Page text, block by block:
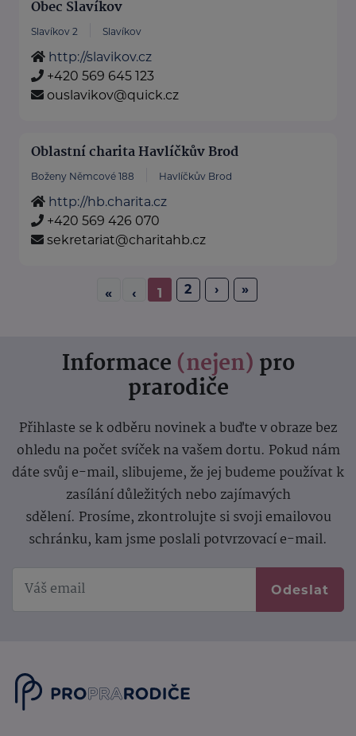
Obec Slavíkov
Slavíkov 2 Slavíkov
http://slavikov.cz
+420 569 645 123
ouslavikov@quick.cz
Oblastní charita Havlíčkův Brod
Boženy Němcové 188 Havlíčkův Brod
http://hb.charita.cz
+420 569 426 070
sekretariat@charitahb.cz
« ‹ 1 2 › »
Informace (nejen) pro
prarodiče
Přihlaste se k odběru novinek a buďte v obraze bez
ohledu na počet svíček na vašem dortu. Pokud nám
dáte svůj e-mail, slibujeme, že jej budeme používat k
zasílání důležitých nebo zajímavých
sdělení. Prosíme, zkontrolujte si svoji emailovou
schránku, kam jsme poslali potvrzovací e-mail.
Odeslat